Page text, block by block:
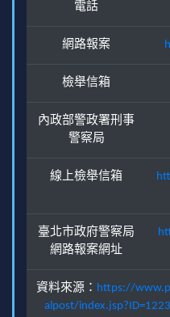
電話
網路報案
檢舉信箱
內政部警政署刑事
警察局
線上檢舉信箱
臺北市政府警察局
網路報案網址
資料來源： https://
alpost/